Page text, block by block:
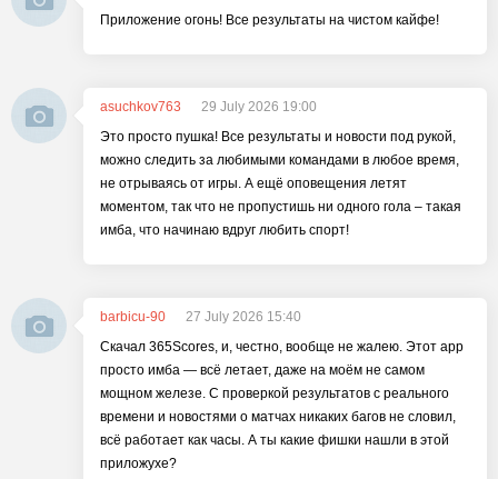
Приложение огонь! Все результаты на чистом кайфе!
asuchkov763
29 July 2026 19:00
Это просто пушка! Все результаты и новости под рукой,
можно следить за любимыми командами в любое время,
не отрываясь от игры. А ещё оповещения летят
моментом, так что не пропустишь ни одного гола – такая
имба, что начинаю вдруг любить спорт!
barbicu-90
27 July 2026 15:40
Скачал 365Scores, и, честно, вообще не жалею. Этот app
просто имба — всё летает, даже на моём не самом
мощном железе. С проверкой результатов с реального
времени и новостями о матчах никаких багов не словил,
всё работает как часы. А ты какие фишки нашли в этой
приложухе?